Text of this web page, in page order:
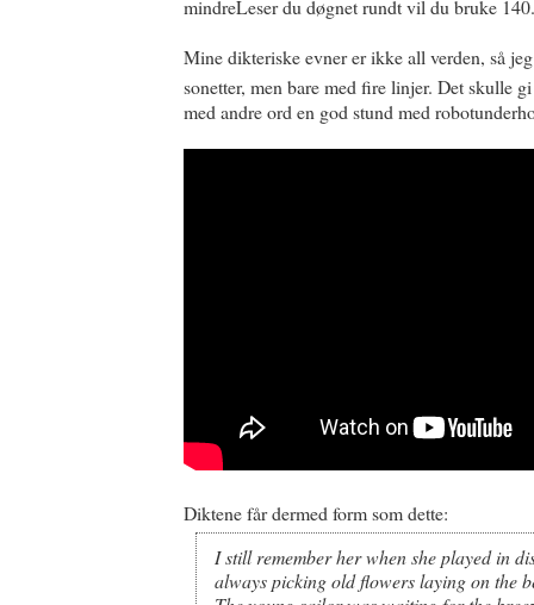
mindreLeser du døgnet rundt vil du bruke
Mine dikteriske evner er ikke all verden, så
sonetter, men bare med fire linjer. Det skulle
med andre ord en god stund med
Diktene får dermed form som dette:
I still remember her when she played in
always picking old flowers laying on the